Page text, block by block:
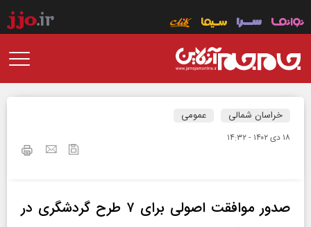
خراسان شمالی عمومی
۱۸ دی ۱۴۰۲ - ۱۴:۳۲
صدور موافقت اصولی برای ۷ طرح گردشگری در